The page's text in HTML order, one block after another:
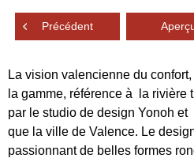
Précédent
La vision valencienne du
la gamme, référence à la rivière
par le studio de design Yonoh
que la ville de Valence. Le
passionnant de belles formes